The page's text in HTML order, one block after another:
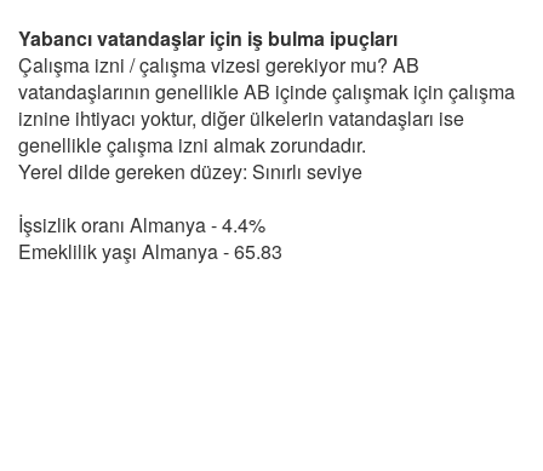
Yabancı vatandaşlar için iş bulma ipuçları
Çalışma izni / çalışma vizesi gerekiyor mu? AB
vatandaşlarının genellikle AB içinde çalışmak için çalışma
iznine ihtiyacı yoktur, diğer ülkelerin vatandaşları ise
genellikle çalışma izni almak zorundadır.
Yerel dilde gereken düzey: Sınırlı seviye
İşsizlik oranı Almanya - 4.4%
Emeklilik yaşı Almanya - 65.83